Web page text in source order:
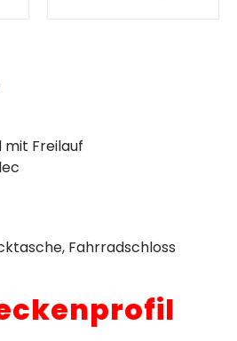
mit Freilauf
Fahrradschloss